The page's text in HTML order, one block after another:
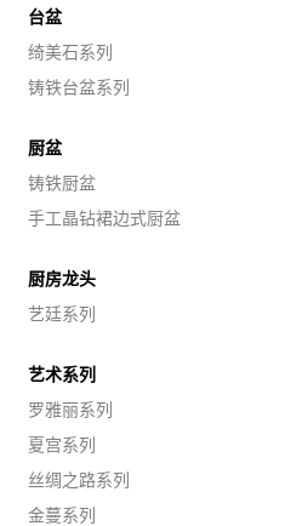
台盆
绮美石系列
铸铁台盆系列
厨盆
铸铁厨盆
手工晶钻裙边式厨盆
厨房龙头
艺廷系列
艺术系列
罗雅丽系列
夏宫系列
丝绸之路系列
金蔓系列